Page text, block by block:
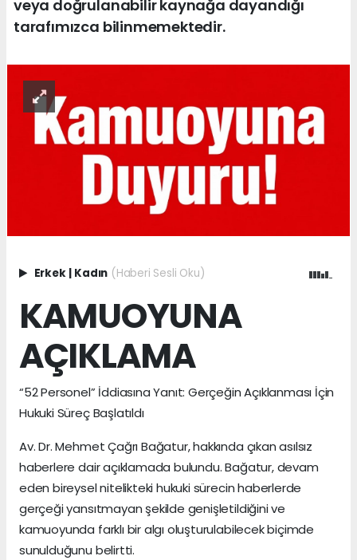
veya doğrulanabilir kaynağa dayandığı
tarafımızca bilinmemektedir.
Erkek | Kadın (Haberi Sesli Oku)
KAMUOYUNA
AÇIKLAMA
“52 Personel” İddiasına Yanıt: Gerçeğin Açıklanması İçin
Hukuki Süreç Başlatıldı
Av. Dr. Mehmet Çağrı Bağatur, hakkında çıkan asılsız
haberlere dair açıklamada bulundu. Bağatur, devam
eden bireysel nitelikteki hukuki sürecin haberlerde
gerçeği yansıtmayan şekilde genişletildiğini ve
kamuoyunda farklı bir algı oluşturulabilecek biçimde
sunulduğunu belirtti.